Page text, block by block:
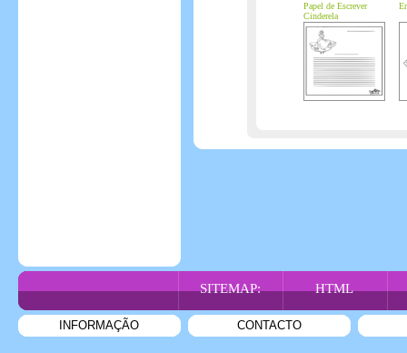
Papel de Escrever
Cinderela
SITEMAP: HTML
INFORMAÇÃO CONTACTO